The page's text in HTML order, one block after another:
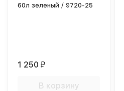
60л зеленый / 9720-25
1 250₽
В корзину